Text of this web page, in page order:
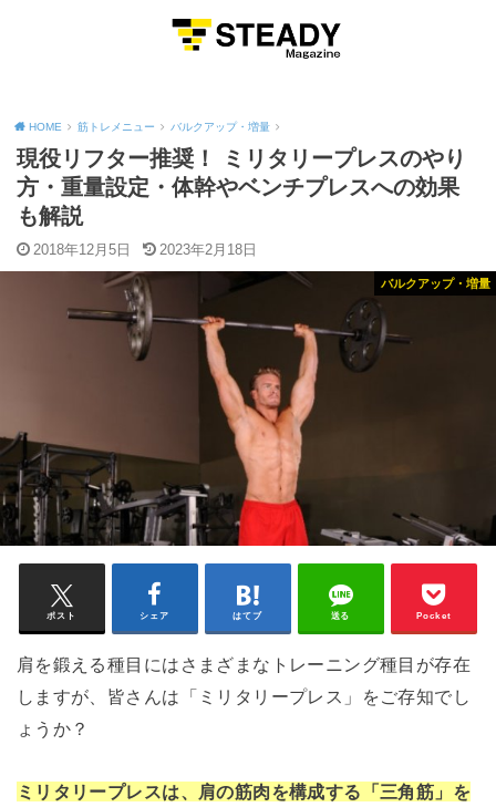
HOME 筋トレメニュー バルクアップ・増量
現役リフター推奨！ ミリタリープレスのやり
方・重量設定・体幹やベンチプレスへの効果
も解説
2018年12月5日 2023年2月18日
バルクアップ・増量
ポスト シェア はてブ 送る Pocket
肩を鍛える種目にはさまざまなトレーニング種目が存在
しますが、皆さんは「ミリタリープレス」をご存知でし
ょうか？
ミリタリープレスは、肩の筋肉を構成する「三角筋」を